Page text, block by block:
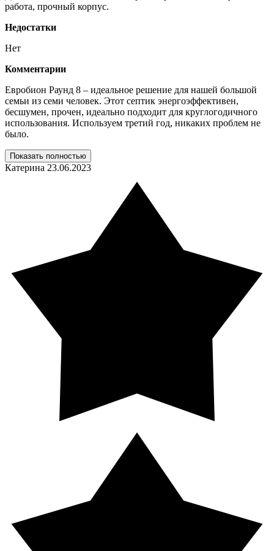
работа, прочный корпус.
Недостатки
Нет
Комментарии
Евробион Раунд 8 – идеальное решение для нашей большой
семьи из семи человек. Этот септик энергоэффективен,
бесшумен, прочен, идеально подходит для круглогодичного
использования. Используем третий год, никаких проблем не
было.
Показать полностью
Катерина 23.06.2023